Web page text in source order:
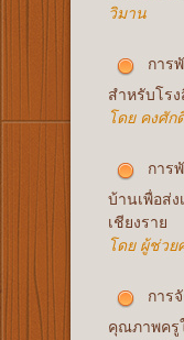
วิมาน
การ
สำหรับโร
โดย คงศัก
การ
บ้านเพื่อส่
เชียงราย
โดย ผู้ช่วย
การ
คุณภาพครู